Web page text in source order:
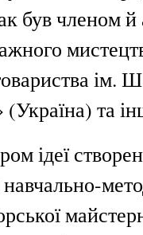
був членом
ім.
(Україна) та
ідеї